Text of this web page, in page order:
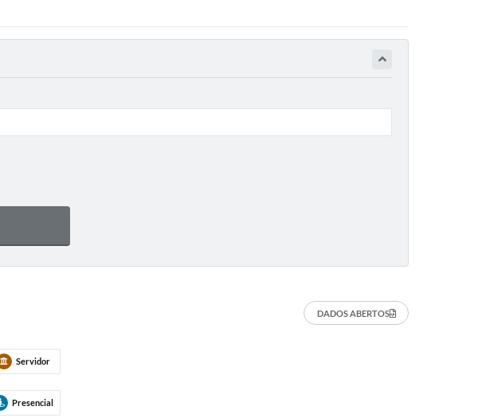
DADOS ABERTOS
Servidor
Presencial